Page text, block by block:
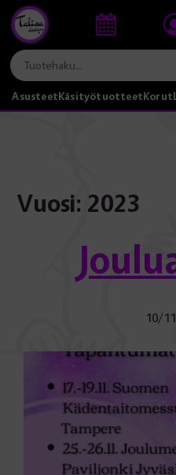
AsusteetKäsityötuotteetKorut
Vuosi: 2023
10/